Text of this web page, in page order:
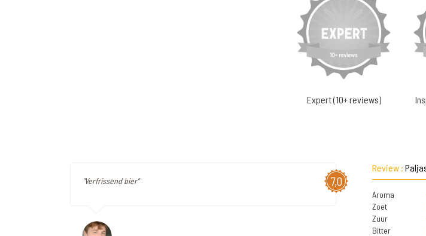
Expert (10+ reviews)
7,0
"Verfrissend bier"
Review :
Aroma
Zoet
Zuur
Bitter